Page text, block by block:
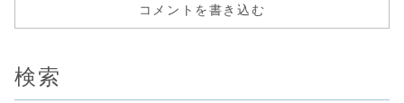
コメントを書き込む
検索